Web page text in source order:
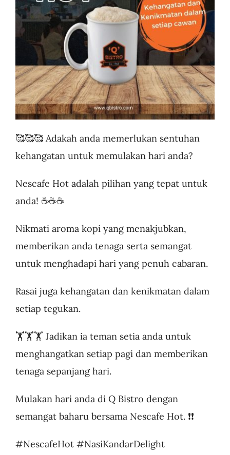
Business
🥰🥰🥰 Adakah anda memerlukan sentuhan
kehangatan untuk memulakan hari anda?
Nescafe Hot adalah pilihan yang tepat untuk
anda! ☕️☕️☕️
Nikmati aroma kopi yang menakjubkan,
memberikan anda tenaga serta semangat
untuk menghadapi hari yang penuh cabaran.
Rasai juga kehangatan dan kenikmatan dalam
setiap tegukan.
🏋️🏋️🏋️ Jadikan ia teman setia anda untuk
menghangatkan setiap pagi dan memberikan
tenaga sepanjang hari.
Mulakan hari anda di Q Bistro dengan
semangat baharu bersama Nescafe Hot. ❗️❗️
#NescafeHot #NasiKandarDelight